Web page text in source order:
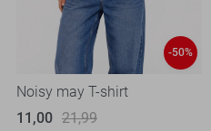
-50%
Noisy may T-shirt
11,00 21,99